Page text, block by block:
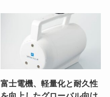
富士電機、軽量化と耐久性